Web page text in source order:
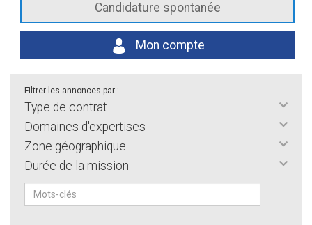
Candidature spontanée
Mon compte
Filtrer les annonces par :
Type de contrat
Domaines d'expertises
Zone géographique
Durée de la mission